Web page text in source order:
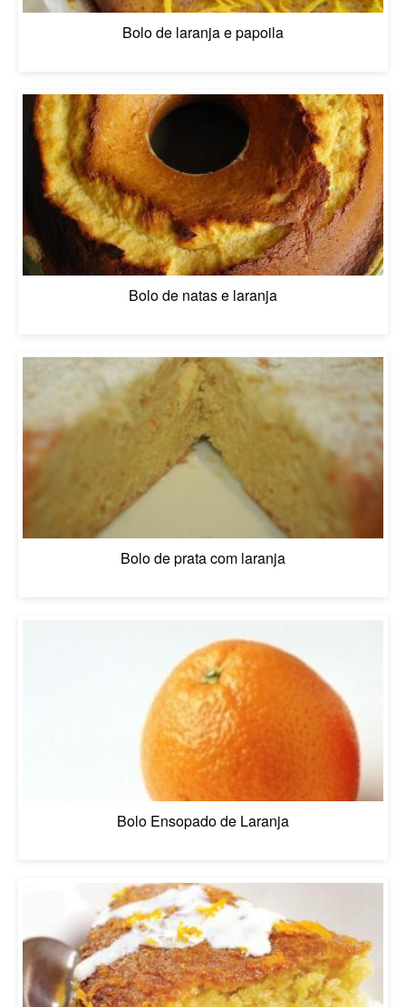
Bolo de laranja e papoila
Bolo de natas e laranja
Bolo de prata com laranja
Bolo Ensopado de Laranja